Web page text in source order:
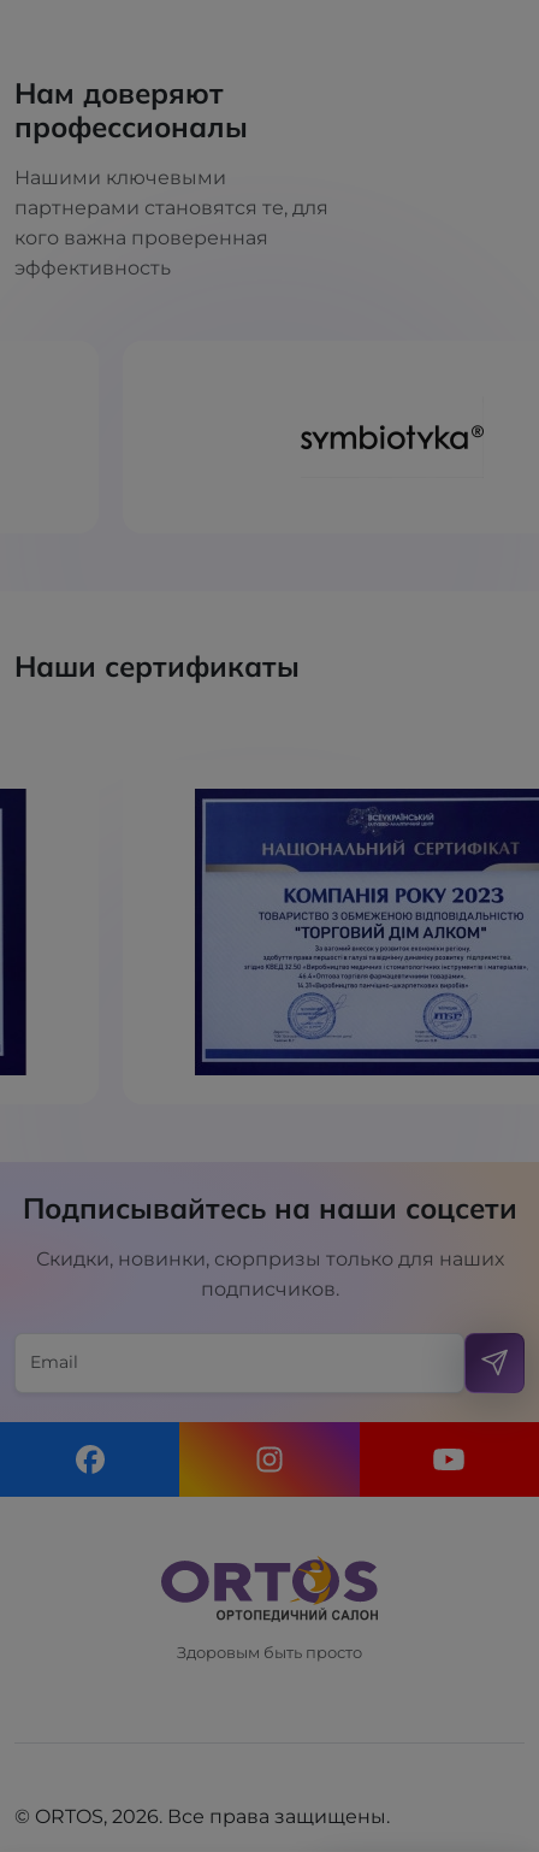
Нам доверяют
профессионалы
Нашими ключевыми
партнерами становятся те, для
кого важна проверенная
эффективность
Наши сертификаты
Подписывайтесь на наши соцсети
Скидки, новинки, сюрпризы только для наших
подписчиков.
Здоровым быть просто
© ORTOS, 2026. Все права защищены.